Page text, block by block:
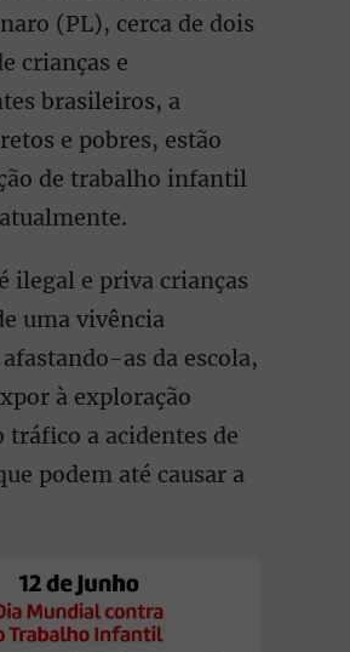
(PL), cerca de dois
crianças e
brasileiros, a
e pobres, estão
de trabalho infantil
ilegal e priva crianças
uma vivência
as da escola,
à exploração
tráfico a acidentes de
podem até causar a